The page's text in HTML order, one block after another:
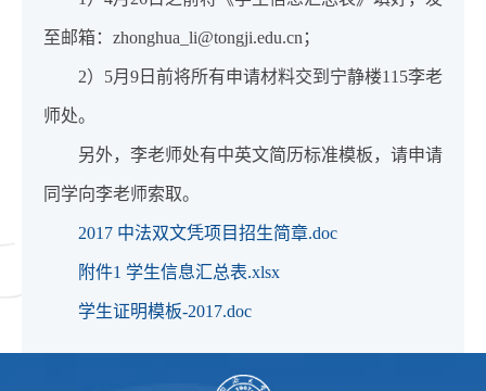
至邮箱：zhonghua_li@tongji.edu.cn；
2）5月9日前将所有申请材料交到宁静楼115李老
师处。
另外，李老师处有中英文简历标准模板，请申请
同学向李老师索取。
2017 中法双文凭项目招生简章.doc
附件1 学生信息汇总表.xlsx
学生证明模板-2017.doc